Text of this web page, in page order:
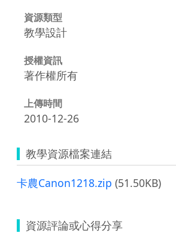
資源類型
教學設計
授權資訊
著作權所有
上傳時間
2010-12-26
教學資源檔案連結
卡農Canon1218.zip (51.50KB)
資源評論或心得分享